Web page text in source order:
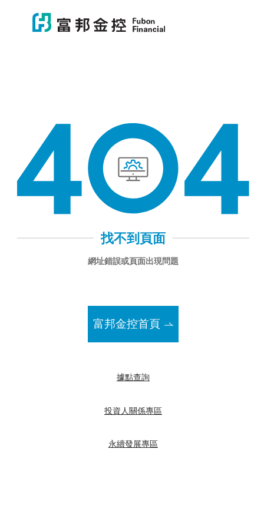
富邦金控
404 找不到頁面
找不到頁面
網址錯誤或頁面出現問題
富邦金控首頁
據點查詢
投資人關係專區
永續發展專區